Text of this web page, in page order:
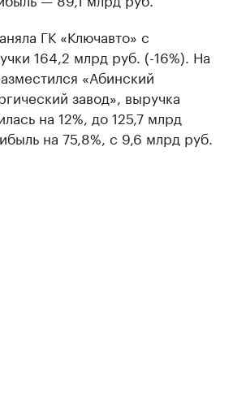
ГК «Ключавто» с
164,2 млрд руб. (-16%). На
«Абинский
завод», выручка
на 12%, до 125,7 млрд
на 75,8%, с 9,6 млрд руб.